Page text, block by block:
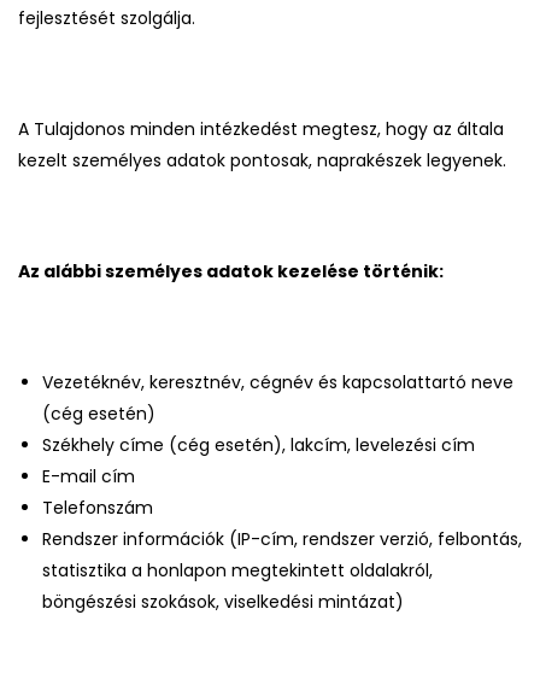
fejlesztését szolgálja.
A Tulajdonos minden intézkedést megtesz, hogy az általa
kezelt személyes adatok pontosak, naprakészek legyenek.
Az alábbi személyes adatok kezelése történik:
Vezetéknév, keresztnév, cégnév és kapcsolattartó neve
(cég esetén)
Székhely címe (cég esetén), lakcím, levelezési cím
E-mail cím
Telefonszám
Rendszer információk (IP-cím, rendszer verzió, felbontás,
statisztika a honlapon megtekintett oldalakról,
böngészési szokások, viselkedési mintázat)